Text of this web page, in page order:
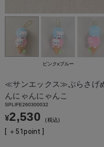
≪サンエックス≫ぶらさげ
んにゃんにゃんこ
SPLIFE260300032
¥2,530 税込
[ ＋ 51point ]
ピンクxブルー